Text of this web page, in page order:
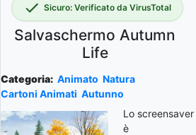
Sicuro: Verificato da VirusTotal
Salvaschermo Autumn
Life
Categoria: Animato Natura
Cartoni Animati Autunno
Lo screensaver
è